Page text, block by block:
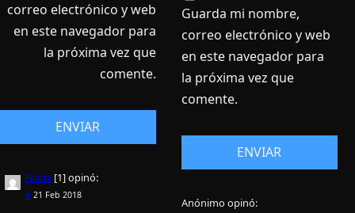
correo electrónico y web
en este navegador para
la próxima vez que
comente.
Núria [1]opinó:
# 21 Feb 2018
Guarda mi nombre,
correo electrónico y web
en este navegador para
la próxima vez que
comente.
Anónimo opinó: